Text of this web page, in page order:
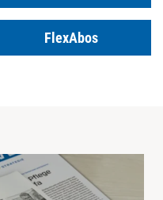
FlexAbos